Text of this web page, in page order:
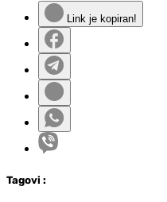
Link je kopiran!
Tagovi :